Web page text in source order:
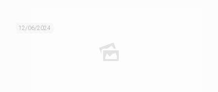
12/06/2024